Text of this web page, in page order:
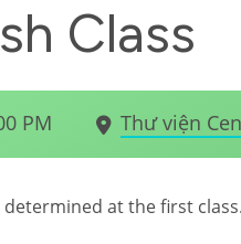
Class
PM Thư viện
determined at the first